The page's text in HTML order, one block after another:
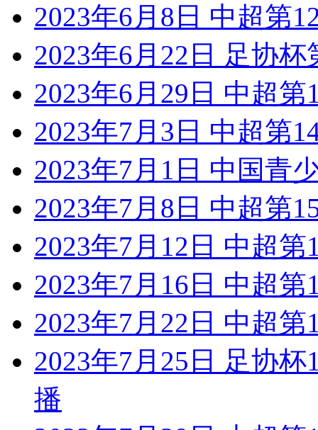
2023年6月8日 中超第
2023年6月22日 足协
2023年6月29日 中超
2023年7月3日 中超第
2023年7月1日 中国青
2023年7月8日 中超第
2023年7月12日 中超
2023年7月16日 中超
2023年7月22日 中超
2023年7月25日 足协
播